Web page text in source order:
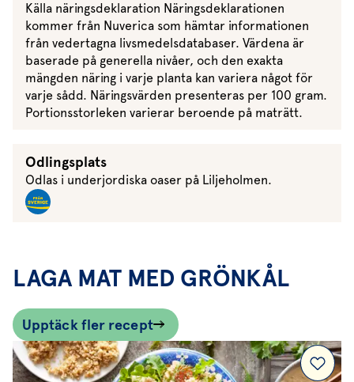
Källa näringsdeklaration Näringsdeklarationen
kommer från Nuverica som hämtar informationen
från vedertagna livsmedelsdatabaser. Värdena är
baserade på generella nivåer, och den exakta
mängden näring i varje planta kan variera något för
varje sådd. Näringsvärden presenteras per 100 gram.
Portionsstorleken varierar beroende på maträtt.
Odlingsplats
Odlas i underjordiska oaser på Liljeholmen.
LAGA MAT MED GRÖNKÅL
Upptäck fler recept